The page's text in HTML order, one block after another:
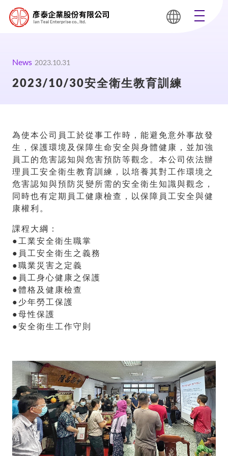
News 2023.10.31
2023/10/30安全衛生教育訓練
為使本公司員工於從事工作時，能避免意外事故發
生，保護環境及保障生命安全與身體健康，並加強
員工的危害認知與危害預防等觀念。本公司依法辦
理員工安全衛生教育訓練，以培養其對工作環境之
危害認知與預防災變所需的安全衛生知識與觀念，
同時也有定期員工健康檢查，以保障員工安全與健
康權利。
課程大綱：
●工業安全衛生職掌
●員工安全衛生之義務
●職業災害之定義
●員工身心健康之保護
●體格及健康檢查
●少年勞工保護
●母性保護
●安全衛生工作守則